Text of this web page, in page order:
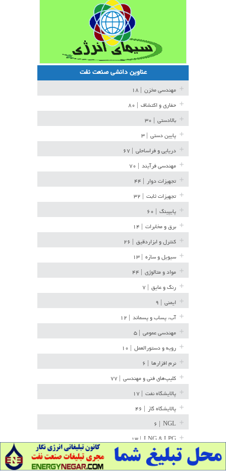
عناوین دانشی صنعت نفت
مهندسی مخزن
حفاری و اکتشاف
بالادستی
پایین دستی
دریایی و فراساحلی
مهندسی فرآیند
تجهیزات دوار
تجهیزات ثابت
پایپینگ
برق و مخابرات
کنترل و ابزاردقیق
سیویل و سازه
مواد و متالوژی
رنگ و عایق
ایمنی
آب، پساب و پسماند
مهندسی عمومی
رویه و دستورالعمل
نرم افزارها
کلیپ‌های فنی و مهندسی
پالایشگاه نفت
پالایشگاه گاز
NGL
LNG & LPG | ۱۳
خط لوله | ۳۶
مخازن ذخیره | ۱۵